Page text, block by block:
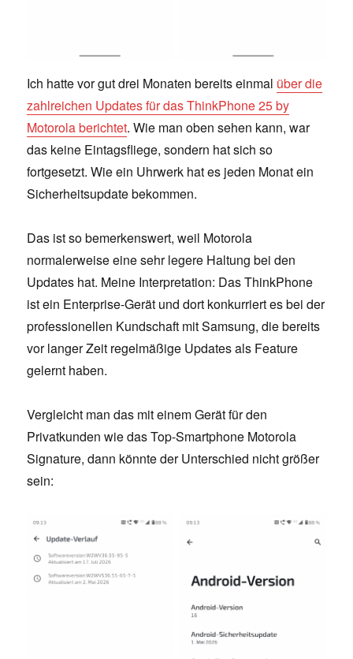
Ich hatte vor gut drei Monaten bereits einmal über die
zahlreichen Updates für das ThinkPhone 25 by
Motorola berichtet. Wie man oben sehen kann, war
das keine Eintagsfliege, sondern hat sich so
fortgesetzt. Wie ein Uhrwerk hat es jeden Monat ein
Sicherheitsupdate bekommen.
Das ist so bemerkenswert, weil Motorola
normalerweise eine sehr legere Haltung bei den
Updates hat. Meine Interpretation: Das ThinkPhone
ist ein Enterprise-Gerät und dort konkurriert es bei der
professionellen Kundschaft mit Samsung, die bereits
vor langer Zeit regelmäßige Updates als Feature
gelernt haben.
Vergleicht man das mit einem Gerät für den
Privatkunden wie das Top-Smartphone Motorola
Signature, dann könnte der Unterschied nicht größer
sein: